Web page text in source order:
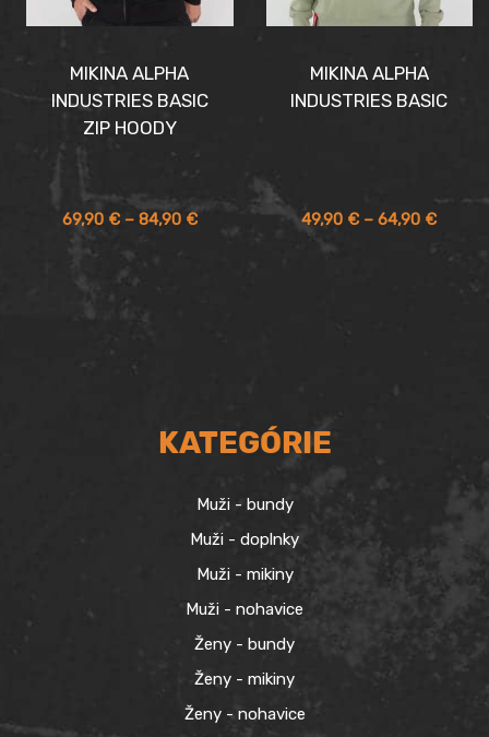
MIKINA ALPHA
INDUSTRIES BASIC
ZIP HOODY
69,90 € – 84,90 €Price
MIKINA ALPHA
INDUSTRIES BASIC
49,90 € – 64,90 €Price
49,90
KATEGÓRIE
Muži - bundy
Muži - doplnky
Muži - mikiny
Muži - nohavice
Ženy - bundy
Ženy - mikiny
Ženy - nohavice